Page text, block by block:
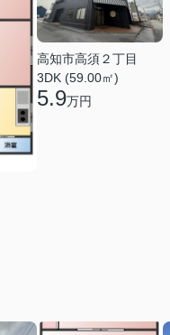
高知市高須２丁目
3DK (59.00㎡)
5.9万円